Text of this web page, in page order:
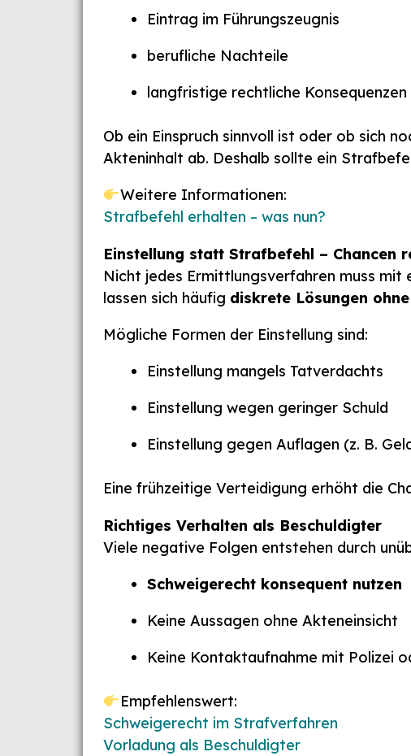
Eintrag im Führungszeugnis
berufliche Nachteile
langfristige rechtliche Konsequenzen
Ob ein Einspruch sinnvoll ist oder ob sich
Akteninhalt ab. Deshalb sollte ein
Weitere Informationen:
Strafbefehl erhalten – was nun?
Einstellung statt Strafbefehl – Chancen
Nicht jedes Ermittlungsverfahren muss mit
lassen sich häufig diskrete Lösungen
Mögliche Formen der Einstellung sind:
Einstellung mangels Tatverdachts
Einstellung wegen geringer Schuld
Einstellung gegen Auflagen (z. B.
Eine frühzeitige Verteidigung erhöht die
Richtiges Verhalten als Beschuldigter
Viele negative Folgen entstehen durch
Schweigerecht konsequent nutzen
Keine Aussagen ohne Akteneinsicht
Keine Kontaktaufnahme mit Polizei
Empfehlenswert:
Schweigerecht im Strafverfahren
Vorladung als Beschuldigter